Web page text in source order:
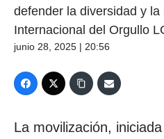
defender la diversidad y
Internacional del Orgullo
junio 28, 2025 | 20:56
La movilización,